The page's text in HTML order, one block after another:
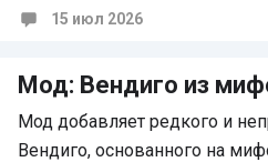
15 июл 2026
Мод: Вендиго из
Мод добавляет редкого и
Вендиго, основанного на